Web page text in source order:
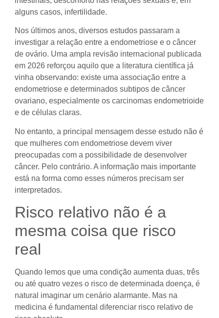
alguns casos, infertilidade.
Nos últimos anos, diversos estudos passaram a
investigar a relação entre a endometriose e o câncer
de ovário. Uma ampla revisão internacional publicada
em 2026 reforçou aquilo que a literatura científica já
vinha observando: existe uma associação entre a
endometriose e determinados subtipos de câncer
ovariano, especialmente os carcinomas endometrioide
e de células claras.
No entanto, a principal mensagem desse estudo não é
que mulheres com endometriose devem viver
preocupadas com a possibilidade de desenvolver
câncer. Pelo contrário. A informação mais importante
está na forma como esses números precisam ser
interpretados.
Risco relativo não é a
mesma coisa que risco
real
Quando lemos que uma condição aumenta duas, três
ou até quatro vezes o risco de determinada doença, é
natural imaginar um cenário alarmante. Mas na
medicina é fundamental diferenciar risco relativo de